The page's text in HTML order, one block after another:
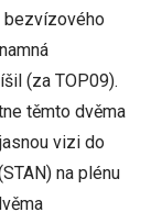
bezvízového
(za TOP09).
těmto dvěma
vizi do
na plénu